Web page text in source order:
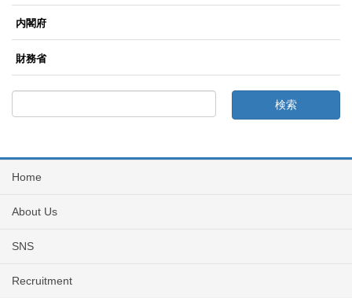
内閣府
財務省
Home
About Us
SNS
Recruitment